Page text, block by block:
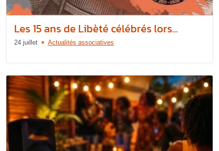
Les 15 ans de Libèté célébrés lors...
24 juillet Actualités associatives